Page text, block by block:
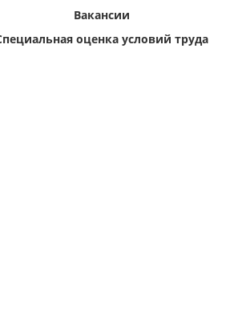
Вакансии
оценка условий труда